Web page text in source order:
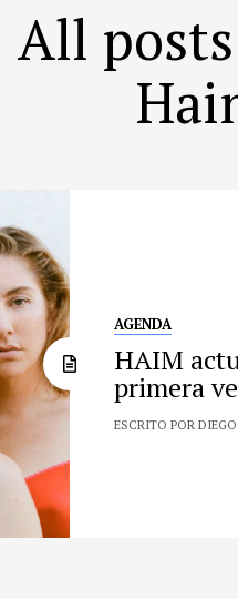
All
AGENDA
HAIM
primera
ESCRITO POR